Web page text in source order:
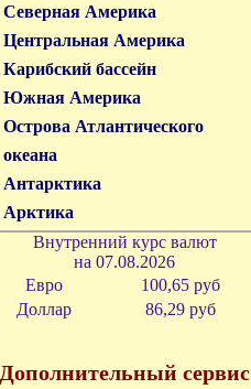
Северная Америка
Центральная Америка
Карибский бассейн
Южная Америка
Острова Атлантического
океана
Антарктика
Арктика
Внутренний курс валют
на 07.08.2026
Евро
100,65 руб
Доллар
86,29 руб
Дополнительный сервис